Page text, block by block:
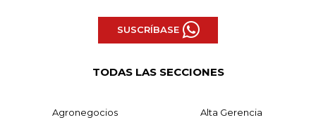
SUSCRÍBASE
TODAS LAS SECCIONES
Agronegocios Alta Gerencia